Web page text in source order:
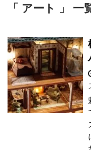
「 アート 」 一